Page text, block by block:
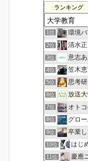
ランキング
1位 環境バ
2位 清水
3位 意志
4位 笠木
5位 思考
6位 放送
7位 オト
8位 グロ
9位 卒業
10位 はじ
11位 慶應